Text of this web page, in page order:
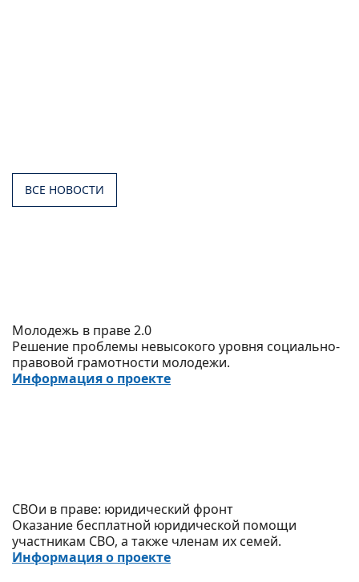
ВСЕ НОВОСТИ
Молодежь в праве 2.0
Решение проблемы невысокого уровня социально-
правовой грамотности молодежи.
Информация о проекте
СВОи в праве: юридический фронт
Оказание бесплатной юридической помощи
участникам СВО, а также членам их семей.
Информация о проекте